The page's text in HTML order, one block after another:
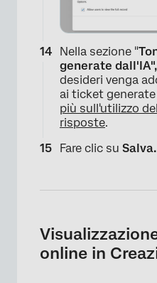
Nella sezione "
generate dall'IA",
desideri venga
ai ticket generate
più sull'utilizzo
risposte.
Fare clic su Salva.
online in